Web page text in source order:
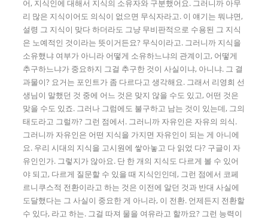
어, 지식인에 대해서 지식의 소유자와 구분했어요. 그러니까 아무
리 많은 지식이어도 의식이 없으면 무식자라고. 이 얘기는 뭐냐면,
설령 그 지식이 맞다 하더라도 그냥 무비판적으로 수용된 그 지식
은 노예적인 것이라는 뜻이거든요? 무식이라고. 그러니까 지식을
소유했냐 여부가 아니라 어떻게 소유하느냐의 관계이고, 어떻게
추구하느냐가 중요하지 그걸 추구한 것이 사실이냐, 아니냐. 그 결
과물이? 요거는 포인트가 좀 다르다고 생각해요. 그래서 리영희 선
생님이 말했던 것 중에 어느 것은 맞지 않을 수도 있고, 어떤 것은
맞을 수도 있죠. 그러나 그럼에도 불구하고 남는 것이 있는데, 그의
태도라고 그럴까? 그런 점에서. 그러니까 자유인은 자유의 의식.
그러니까 자유인은 어떤 지식을 가지면 자유인이 되는 게 아니에
요. 우리 시대의 지식을 고시원에 쌓아놓고 다 읽었 다? 구글이 자
유인인가. 그렇지가 않아요. 단 한 개의 지식도 다르게 볼 수 있어
야 되고, 다르게 질문할 수 있을 때 지식인인데, 그런 점에서 코페
르니쿠스적 전환이라고 하는 것은 이전에 알던 것과 반대 사실에
도달했다는 그 사실이 중요한 게 아니라, 이 전환. 언제든지 전환할
수 있다, 라고 하는. 그걸 따져 물을 여유라고 할까요? 그런 능력이